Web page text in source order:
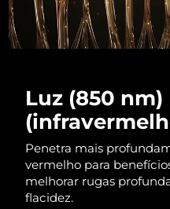
Luz (850 nm)
Penetra mais
vermelho para
melhorar rugas
flacidez.
Malta
México
Mônaco
Países Baixos
Nova Zelândia
Noruega